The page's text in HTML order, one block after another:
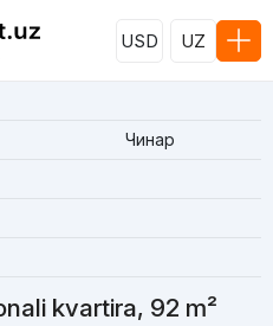
USD UZ
Чинар
kvartira, 92 m²